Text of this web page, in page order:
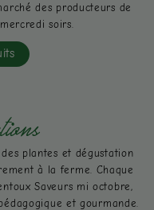
des producteurs de
soirs.
plantes et dégustation
à la ferme. Chaque
Saveurs mi octobre,
et gourmande.